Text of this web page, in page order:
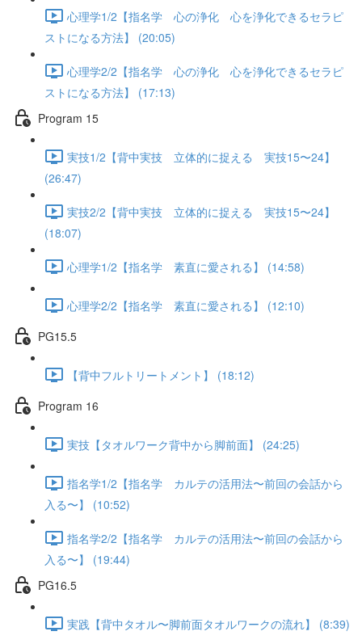
心理学1/2【指名学 心の浄化 心を浄化できるセラピ
ストになる方法】 (20:05)
心理学2/2【指名学 心の浄化 心を浄化できるセラピ
ストになる方法】 (17:13)
Program 15
実技1/2【背中実技 立体的に捉える 実技15〜24】
(26:47)
実技2/2【背中実技 立体的に捉える 実技15〜24】
(18:07)
心理学1/2【指名学 素直に愛される】 (14:58)
心理学2/2【指名学 素直に愛される】 (12:10)
PG15.5
【背中フルトリートメント】 (18:12)
Program 16
実技【タオルワーク背中から脚前面】 (24:25)
指名学1/2【指名学 カルテの活用法〜前回の会話から
入る〜】 (10:52)
指名学2/2【指名学 カルテの活用法〜前回の会話から
入る〜】 (19:44)
PG16.5
実践【背中タオル〜脚前面タオルワークの流れ】 (8:39)